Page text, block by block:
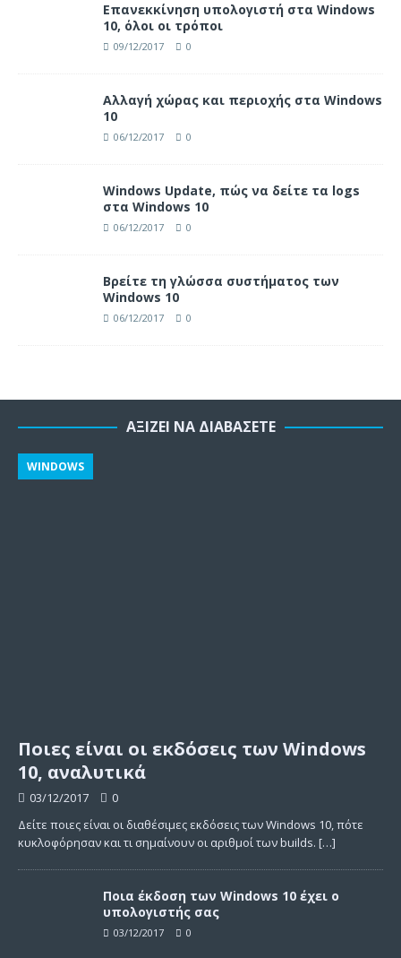
Επανεκκίνηση υπολογιστή στα Windows
10, όλοι οι τρόποι
09/12/2017 0
Αλλαγή χώρας και περιοχής στα Windows
10
06/12/2017 0
Windows Update, πώς να δείτε τα logs
στα Windows 10
06/12/2017 0
Βρείτε τη γλώσσα συστήματος των
Windows 10
06/12/2017 0
ΑΞΊΖΕΙ ΝΑ ΔΙΑΒΆΣΕΤΕ
Ποιες είναι οι εκδόσεις των Windows
10, αναλυτικά
WINDOWS
03/12/2017
0
Δείτε ποιες είναι οι διαθέσιμες εκδόσεις των Windows 10, πότε
κυκλοφόρησαν και τι σημαίνουν οι αριθμοί των builds. […]
Ποια έκδοση των Windows 10 έχει ο
υπολογιστής σας
03/12/2017 0